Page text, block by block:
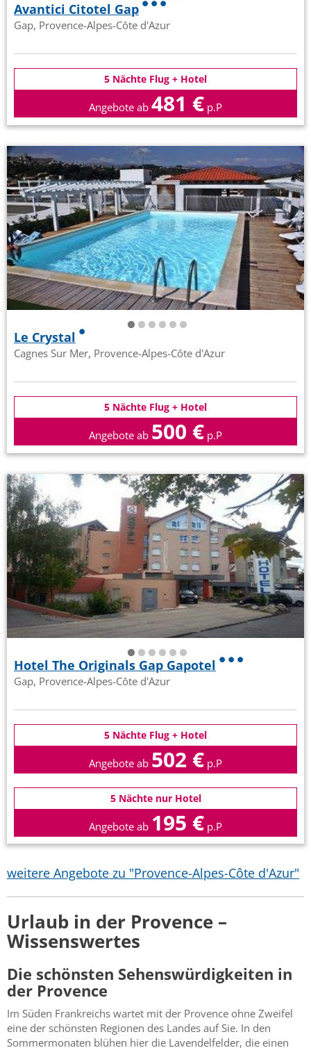
Avantici Citotel Gap
Gap, Provence-Alpes-Côte d'Azur
5 Nächte Flug + Hotel
Angebote ab 481 € p.P
Le Crystal
Cagnes Sur Mer, Provence-Alpes-Côte d'Azur
5 Nächte Flug + Hotel
Angebote ab 500 € p.P
Hotel The Originals Gap Gapotel
Gap, Provence-Alpes-Côte d'Azur
5 Nächte Flug + Hotel
Angebote ab 502 € p.P
5 Nächte nur Hotel
Angebote ab 195 € p.P
weitere Angebote zu "Provence-Alpes-Côte d'Azur"
Urlaub in der Provence –
Wissenswertes
Die schönsten Sehenswürdigkeiten in
der Provence
Im Süden Frankreichs wartet mit der Provence ohne Zweifel
eine der schönsten Regionen des Landes auf Sie. In den
Sommermonaten blühen hier die Lavendelfelder, die einen